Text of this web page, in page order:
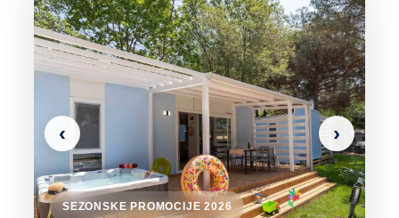
‹
SEZONSKE PROMOCIJE 2026
›